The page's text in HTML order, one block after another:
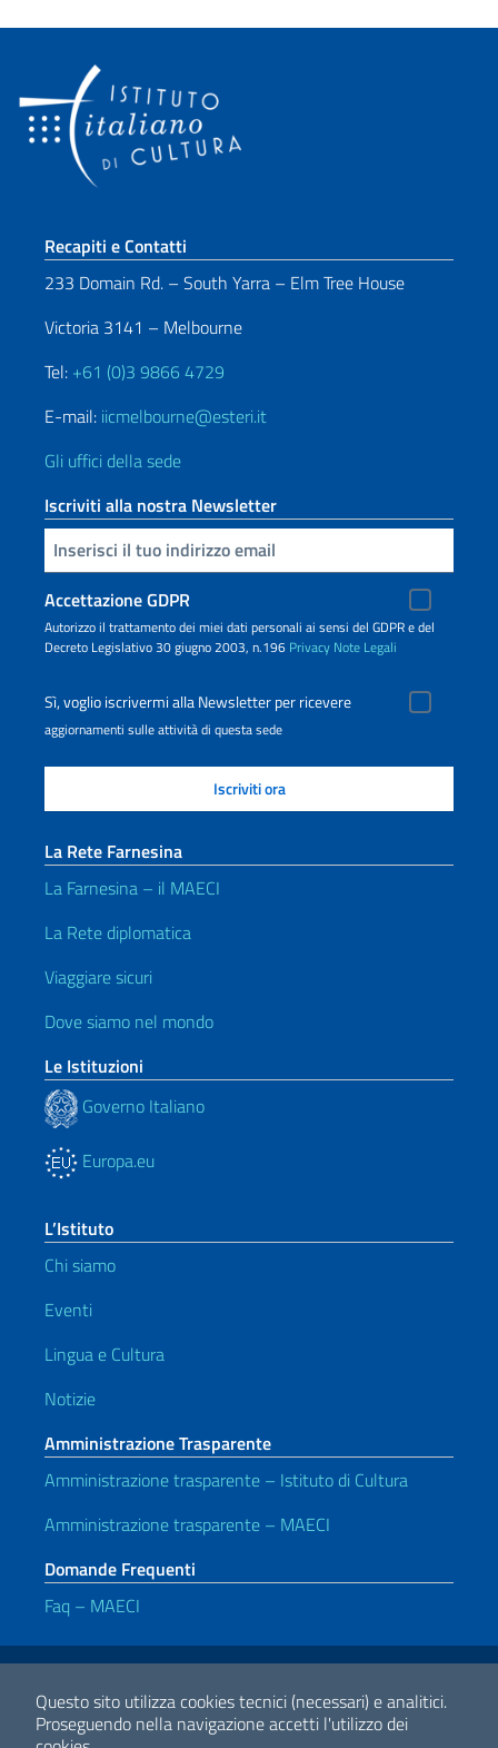
Questo sito utilizza cookies tecnici (necessari) e analitici.
Proseguendo nella navigazione accetti l'utilizzo dei
Sezione footer
Recapiti e Contatti
233 Domain Rd. – South Yarra – Elm Tree House
Victoria 3141 – Melbourne
Tel: +61 (0)3 9866 4729
E-mail: iicmelbourne@esteri.it
Gli uffici della sede
Iscriviti alla nostra Newsletter
Inserisci la tua email
Accettazione GDPR
Autorizzo il trattamento dei miei dati personali ai sensi del GDPR e del
Decreto Legislativo 30 giugno 2003, n.196 Privacy Note Legali
Sì, voglio iscrivermi alla Newsletter per ricevere
aggiornamenti sulle attività di questa sede
La Rete Farnesina
La Farnesina – il MAECI
La Rete diplomatica
Viaggiare sicuri
Dove siamo nel mondo
Le Istituzioni
Governo Italiano
Europa.eu
L’Istituto
Chi siamo
Eventi
Lingua e Cultura
Notizie
Amministrazione Trasparente
Amministrazione trasparente – Istituto di Cultura
Amministrazione trasparente – MAECI
Domande Frequenti
Faq – MAECI
Link Utili